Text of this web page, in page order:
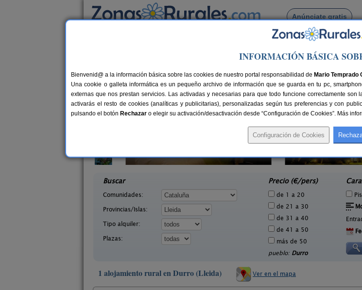
Anúnciate gratis
Busca por pueblo
Casas Rurales en Durro
25 €
El Corral de Lladurs
Buscar
Comunidades:
Provincias/Islas:
Tipo alquiler:
Plazas:
Precio (€/pers)
de 1 a 20
de 21 a 30
de 31 a 40
de 41 a 50
más de 50
pueblo: Durro
1 alojamiento rural en Durro (Lleida) Ver en el mapa
INFORMACIÓN BÁSICA
Bienvenid@ a la información básica sobre las cookies de nuestro portal responsabilidad de Mario Temprado
Una cookie o galleta informática es un pequeño archivo de información que se guarda en tu pc,
externas que nos prestan servicios. Las activadas y necesarias para que todo funcione correctamente
activarás el resto de cookies (analíticas y publicitarias), personalizadas según tus preferencias y con
pulsando el botón Rechazar o elegir su activación/desactivación desde “Configuración de Cookies”. Más